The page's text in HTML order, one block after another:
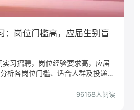
：岗位门槛高，应届生别盲
习招聘，岗位经验要求高，应届
析各岗位门槛、适合人群及投递策
96168人阅读